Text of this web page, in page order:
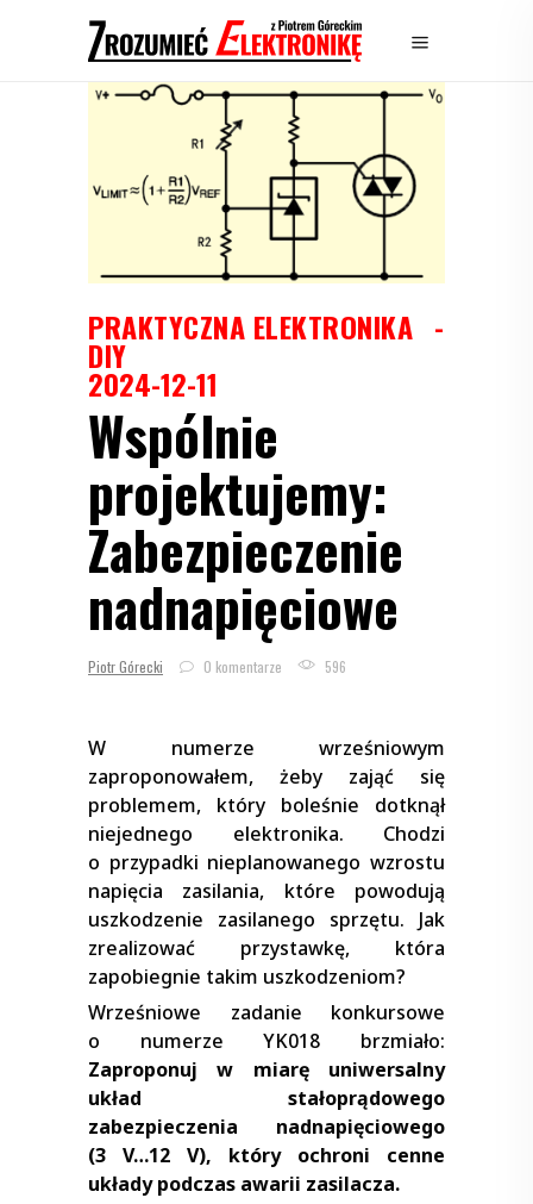
PRAKTYCZNA ELEKTRONIKA
DIY
2024-12-11
Wspólnie
projektujemy:
Zabezpieczenie
nadnapięciowe
Piotr Górecki 0 komentarze 596
W numerze wrześniowym
zaproponowałem, żeby zająć się
problemem, który boleśnie dotknął
niejednego elektronika. Chodzi
o przypadki nieplanowanego wzrostu
napięcia zasilania, które powodują
uszkodzenie zasilanego sprzętu. Jak
zrealizować przystawkę, która
zapobiegnie takim uszkodzeniom?
Wrześniowe zadanie konkursowe
o numerze YK018 brzmiało:
Zaproponuj w miarę uniwersalny
układ stałoprądowego
zabezpieczenia nadnapięciowego
(3 V…12 V), który ochroni cenne
układy podczas awarii zasilacza.